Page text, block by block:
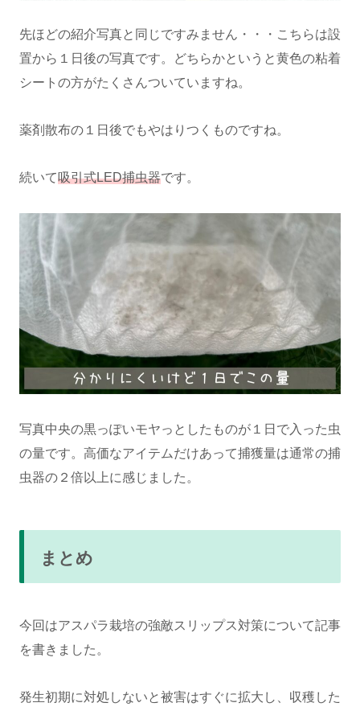
先ほどの紹介写真と同じですみません・・・こちらは設
置から１日後の写真です。どちらかというと黄色の粘着
シートの方がたくさんついていますね。
薬剤散布の１日後でもやはりつくものですね。
続いて吸引式LED捕虫器です。
写真中央の黒っぽいモヤっとしたものが１日で入った虫
の量です。高価なアイテムだけあって捕獲量は通常の捕
虫器の２倍以上に感じました。
まとめ
今回はアスパラ栽培の強敵スリップス対策について記事
を書きました。
発生初期に対処しないと被害はすぐに拡大し、収穫した